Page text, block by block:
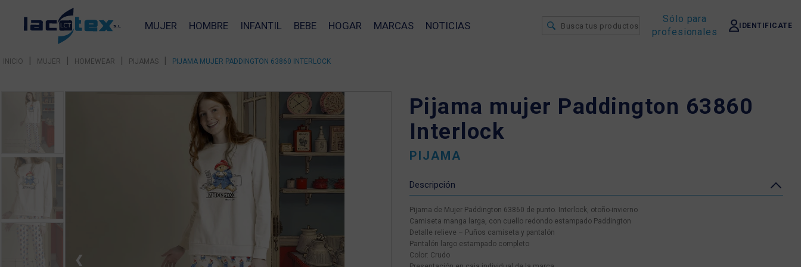
MUJER HOMBRE INFANTIL BEBE HOGAR MARCAS NOTICIAS
Sólo para
profesionales
IDENTIFICATE
INICIO | MUJER | HOMEWEAR | PIJAMAS | PIJAMA MUJER PADDINGTON 63860 INTERLOCK
❮
Pijama mujer Paddington 63860
Interlock
PIJAMA
Descripción
Pijama de Mujer Paddington 63860 de punto. Interlock, otoño-invierno
Camiseta manga larga, con cuello redondo estampado Paddington
Detalle relieve – Puños camiseta y pantalón
Pantalón largo estampado completo
Color: Crudo